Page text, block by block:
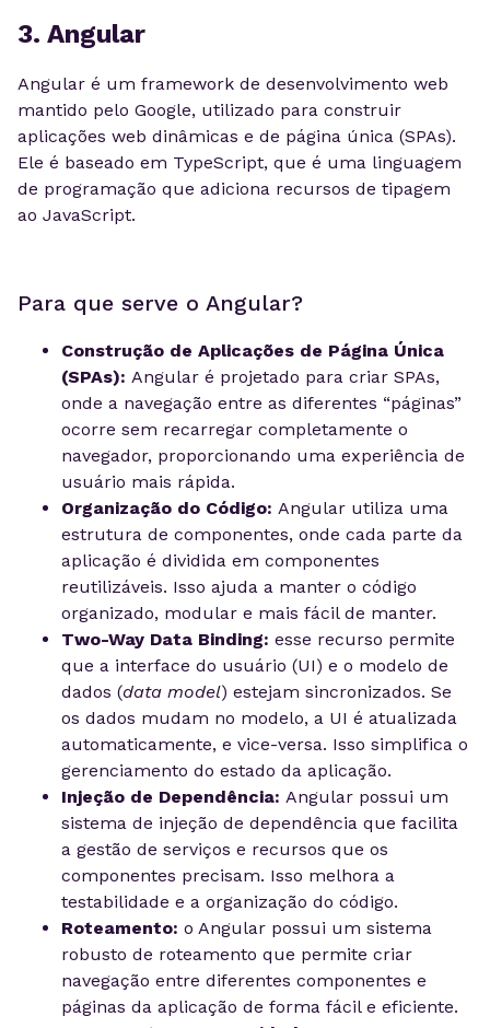
3. Angular
Angular é um framework de desenvolvimento web
mantido pelo Google, utilizado para construir
aplicações web dinâmicas e de página única (SPAs).
Ele é baseado em TypeScript, que é uma linguagem
de programação que adiciona recursos de tipagem
ao JavaScript.
Para que serve o Angular?
Construção de Aplicações de Página Única
(SPAs): Angular é projetado para criar SPAs,
onde a navegação entre as diferentes “páginas”
ocorre sem recarregar completamente o
navegador, proporcionando uma experiência de
usuário mais rápida.
Organização do Código: Angular utiliza uma
estrutura de componentes, onde cada parte da
aplicação é dividida em componentes
reutilizáveis. Isso ajuda a manter o código
organizado, modular e mais fácil de manter.
Two-Way Data Binding: esse recurso permite
que a interface do usuário (UI) e o modelo de
dados (data model) estejam sincronizados. Se
os dados mudam no modelo, a UI é atualizada
automaticamente, e vice-versa. Isso simplifica o
gerenciamento do estado da aplicação.
Injeção de Dependência: Angular possui um
sistema de injeção de dependência que facilita
a gestão de serviços e recursos que os
componentes precisam. Isso melhora a
testabilidade e a organização do código.
Roteamento: o Angular possui um sistema
robusto de roteamento que permite criar
navegação entre diferentes componentes e
páginas da aplicação de forma fácil e eficiente.